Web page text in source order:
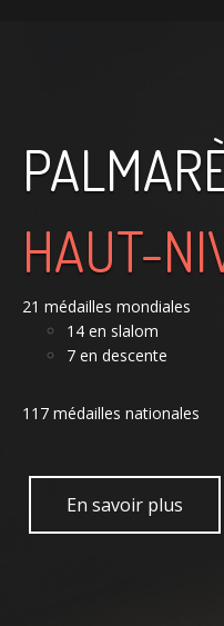
HAUT-
21 médailles mondiales
14 en slalom
7 en descente
117 médailles nationales
En savoir plus